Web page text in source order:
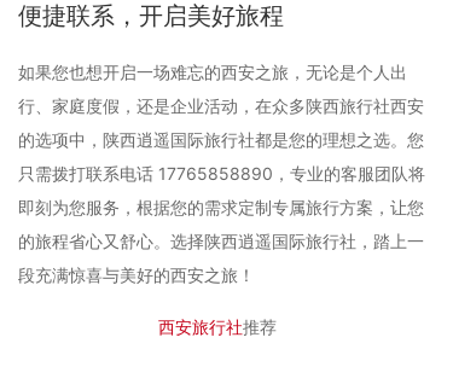
便捷联系，开启美好旅程
如果您也想开启一场难忘的西安之旅，无论是个人出
行、家庭度假，还是企业活动，在众多陕西旅行社西安
的选项中，陕西逍遥国际旅行社都是您的理想之选。您
只需拨打联系电话 17765858890，专业的客服团队将
即刻为您服务，根据您的需求定制专属旅行方案，让您
的旅程省心又舒心。选择陕西逍遥国际旅行社，踏上一
段充满惊喜与美好的西安之旅！
西安旅行社推荐